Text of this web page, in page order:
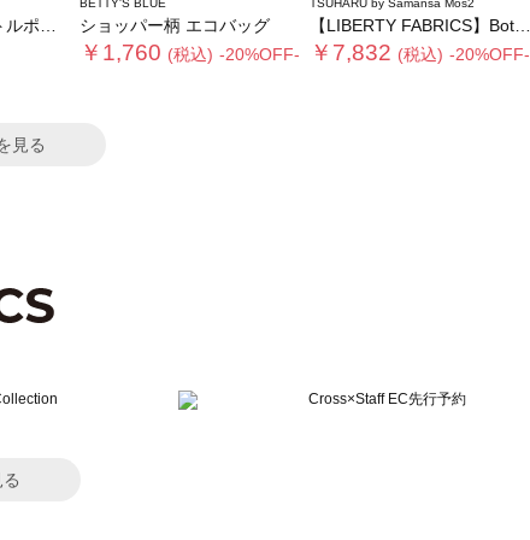
ートbag
BETTY'S BLUE
ショッパー柄 エコバッグ
￥1,760 (税込) -20%OFF-
TSUHARU by Samansa Mos2
【LIBERTY FABRICS】Botanical Language柄トートバッグ
￥7,832 (税込) -20%OFF-
見る